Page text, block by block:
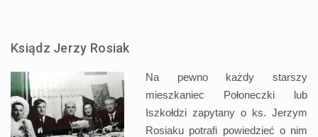
Ksiądz Jerzy Rosiak
Na pewno każdy starszy
mieszkaniec Połoneczki lub
Iszkołdzi zapytany o ks. Jerzym
Rosiaku potrafi powiedzieć o nim